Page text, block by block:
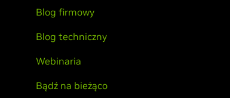
Blog firmowy
Blog techniczny
Webinaria
Bądź na bieżąco